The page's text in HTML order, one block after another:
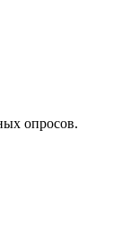
опросов.